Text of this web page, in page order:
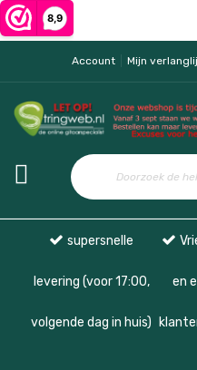
Account Mijn
supersnelle
levering (voor 17:00,
volgende dag in huis)
en